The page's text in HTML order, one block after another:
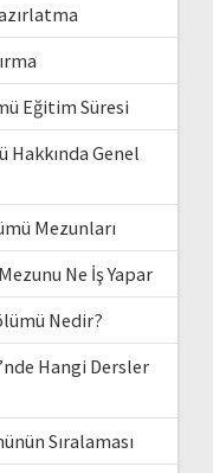
Eğitim Süresi
Genel
Mezunları
Ne İş Yapar
Nedir?
Hangi Dersler
Sıralaması